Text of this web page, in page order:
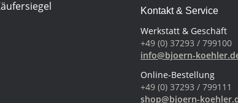
Kontakt & Service
Werkstatt & Geschäft
+49 (0) 37293 / 799100
info@bjoern-
Online-Bestellung
+49 (0) 37293 / 799111
shop@bjoern-